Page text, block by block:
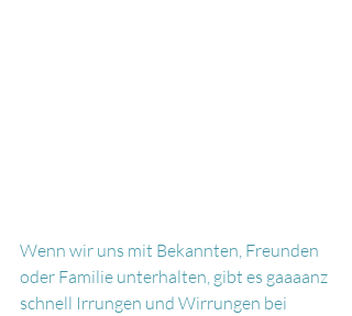
Wenn wir uns mit Bekannten, Freunden
oder Familie unterhalten, gibt es gaaaanz
schnell Irrungen und Wirrungen bei